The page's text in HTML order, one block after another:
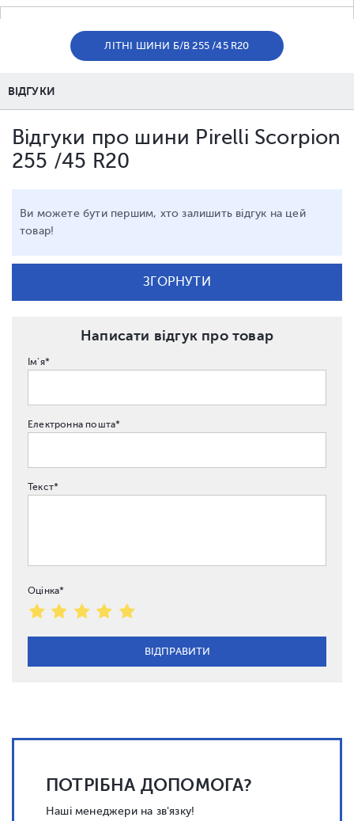
ЛІТНІ ШИНИ Б/В 255 /45 R20
ВІДГУКИ
Відгуки про шини Pirelli Scorpion
255 /45 R20
Ви можете бути першим, хто залишить відгук на цей
товар!
ЗГОРНУТИ
Написати відгук про товар
Ім'я*
Електронна пошта*
Текст*
Оцінка*
ПОТРІБНА ДОПОМОГА?
Наші менеджери на зв'язку!